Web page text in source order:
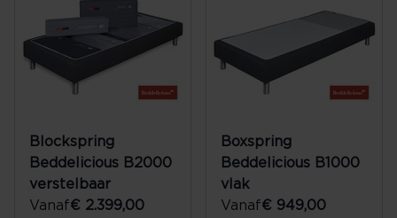
Blockspring
Beddelicious B2000
verstelbaar
Vanaf€ 2.399,00
Boxspring
Beddelicious B1000
vlak
Vanaf€ 949,00